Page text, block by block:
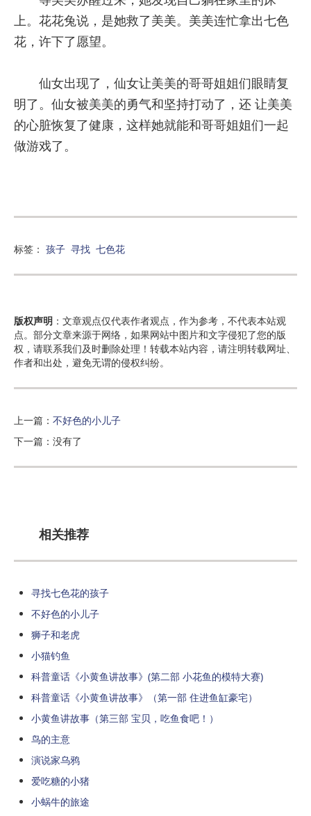
上。花花兔说，是她救了美美。美美连忙拿出七色
花，许下了愿望。
仙女出现了，仙女让美美的哥哥姐姐们眼睛复
明了。仙女被美美的勇气和坚持打动了，还 让美美
的心脏恢复了健康，这样她就能和哥哥姐姐们一起
做游戏了。
标签： 孩子 寻找 七色花
版权声明 ：文章观点仅代表作者观点，作为参考，不代表本站观
点。部分文章来源于网络，如果网站中图片和文字侵犯了您的版
权，请联系我们及时删除处理！转载本站内容，请注明转载网址、
作者和出处，避免无谓的侵权纠纷。
上一篇： 不好色的小儿子
下一篇：没有了
相关推荐
寻找七色花的孩子
不好色的小儿子
狮子和老虎
小猫钓鱼
科普童话《小黄鱼讲故事》(第二部 小花鱼的模特大赛)
科普童话《小黄鱼讲故事》（第一部 住进鱼缸豪宅）
小黄鱼讲故事（第三部 宝贝，吃鱼食吧！）
鸟的主意
演说家乌鸦
爱吃糖的小猪
小蜗牛的旅途